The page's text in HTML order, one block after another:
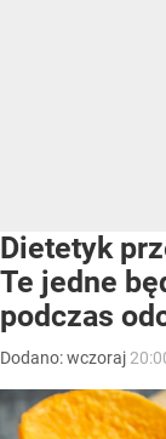
Dietetyk
Te jedne
podczas
Dodano:wczoraj